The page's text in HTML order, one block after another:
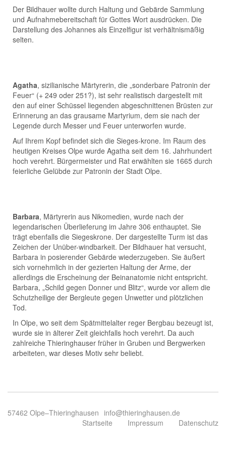
Der Bildhauer wollte durch Haltung und Gebärde Sammlung
und Aufnahmebereitschaft für Gottes Wort ausdrücken. Die
Darstellung des Johannes als Einzelfigur ist verhältnismäßig
selten.
Agatha, sizilianische Märtyrerin, die „sonderbare Patronin der
Feuer“ (+ 249 oder 251?), ist sehr realistisch dargestellt mit
den auf einer Schüssel liegenden abgeschnittenen Brüsten zur
Erinnerung an das grausame Martyrium, dem sie nach der
Legende durch Messer und Feuer unterworfen wurde.
Auf Ihrem Kopf befindet sich die Sieges-krone. Im Raum des
heutigen Kreises Olpe wurde Agatha seit dem 16. Jahrhundert
hoch verehrt. Bürgermeister und Rat erwählten sie 1665 durch
feierliche Gelübde zur Patronin der Stadt Olpe.
Barbara, Märtyrerin aus Nikomedien, wurde nach der
legendarischen Überlieferung im Jahre 306 enthauptet. Sie
trägt ebenfalls die Siegeskrone. Der dargestellte Turm ist das
Zeichen der Unüber-windbarkeit. Der Bildhauer hat versucht,
Barbara in posierender Gebärde wiederzugeben. Sie äußert
sich vornehmlich in der gezierten Haltung der Arme, der
allerdings die Erscheinung der Beinanatomie nicht entspricht.
Barbara, „Schild gegen Donner und Blitz“, wurde vor allem die
Schutzheilige der Bergleute gegen Unwetter und plötzlichen
Tod.
In Olpe, wo seit dem Spätmittelalter reger Bergbau bezeugt ist,
wurde sie in älterer Zeit gleichfalls hoch verehrt. Da auch
zahlreiche Thieringhauser früher in Gruben und Bergwerken
arbeiteten, war dieses Motiv sehr beliebt.
57462 Olpe–Thieringhausen info@thieringhausen.de
Startseite
Impressum Datenschutz